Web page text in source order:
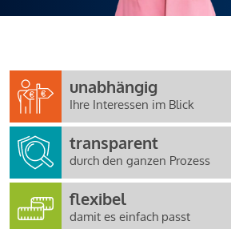
unabhängig
Ihre Interessen im Blick
transparent
durch den ganzen Prozess
flexibel
damit es einfach passt